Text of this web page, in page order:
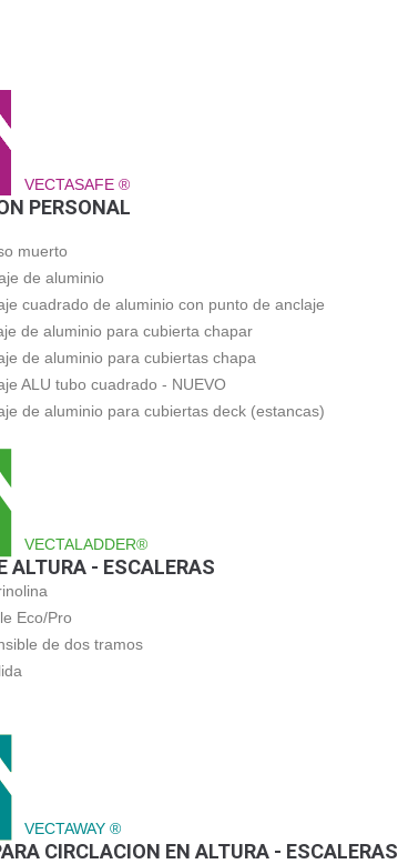
VECTASAFE ®
PERSONAL
muerto
de aluminio
cuadrado de aluminio con punto de anclaje
de aluminio para cubierta chapar
de aluminio para cubiertas chapa
ALU tubo cuadrado - NUEVO
de aluminio para cubiertas deck (estancas)
VECTALADDER®
ALTURA - ESCALERAS
Eco/Pro
de dos tramos
VECTAWAY ®
CIRCLACION EN ALTURA - ESCALERAS